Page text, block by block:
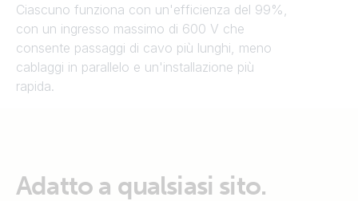
Ciascuno funziona con un'efficienza del 99%,
con un ingresso massimo di 600 V che
consente passaggi di cavo più lunghi, meno
cablaggi in parallelo e un'installazione più
rapida.
Adatto a qualsiasi sito.